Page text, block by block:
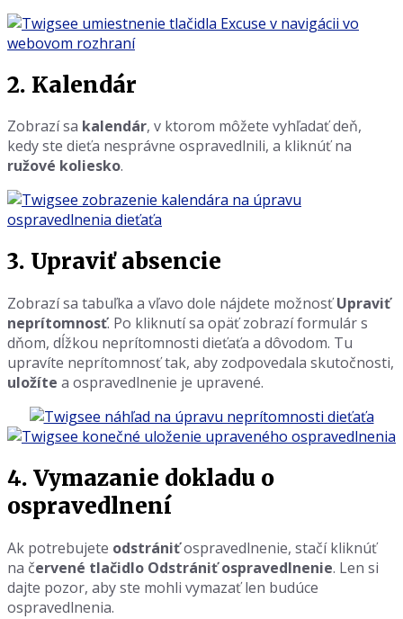
2. Kalendár
Zobrazí sa kalendár, v ktorom môžete vyhľadať deň,
kedy ste dieťa nesprávne ospravedlnili, a kliknúť na
ružové koliesko.
3. Upraviť absencie
Zobrazí sa tabuľka a vľavo dole nájdete možnosťUpraviť
neprítomnosť. Po kliknutí sa opäť zobrazí formulár s
dňom, dĺžkou neprítomnosti dieťaťa a dôvodom. Tu
upravíte neprítomnosť tak, aby zodpovedala skutočnosti,
uložíte a ospravedlnenie je upravené.
4. Vymazanie dokladu o
ospravedlnení
Ak potrebujete odstrániťospravedlnenie, stačí kliknúť
na červené tlačidlo Odstrániť ospravedlnenie. Len si
dajte pozor, aby ste mohli vymazať len budúce
ospravedlnenia.